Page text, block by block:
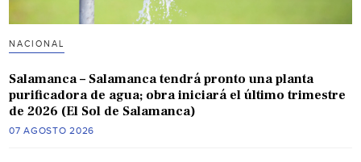
NACIONAL
Salamanca – Salamanca tendrá pronto una planta
purificadora de agua; obra iniciará el último trimestre
de 2026 (El Sol de Salamanca)
07 AGOSTO 2026